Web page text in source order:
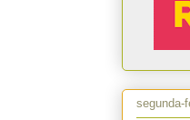
segunda-